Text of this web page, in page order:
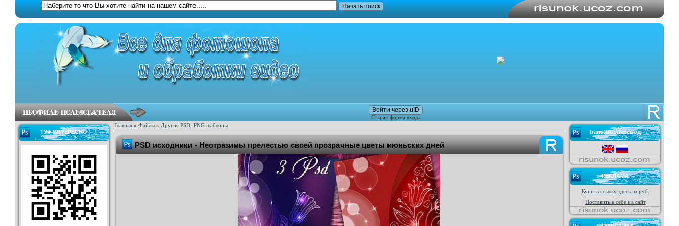
Войти через uID
Старая форма входа
ТУТ ИНТЕРЕСНО
Главная » Файлы » Другие PSD, PNG шаблоны
PSD исходники - Неотразимы прелестью своей прозрачные цветы июньских дней
translator/перевод
РЕКЛАМА
Купить ссылку здесь за руб.
Поставить к себе на сайт